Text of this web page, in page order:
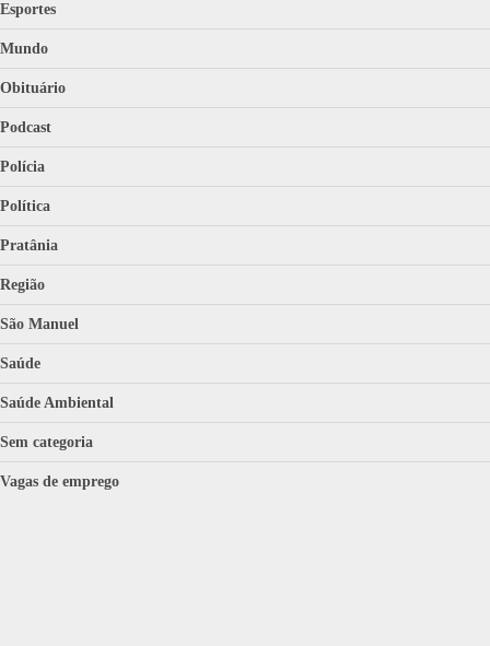
Esportes
Mundo
Obituário
Podcast
Polícia
Política
Pratânia
Região
São Manuel
Saúde
Saúde Ambiental
Sem categoria
Vagas de emprego